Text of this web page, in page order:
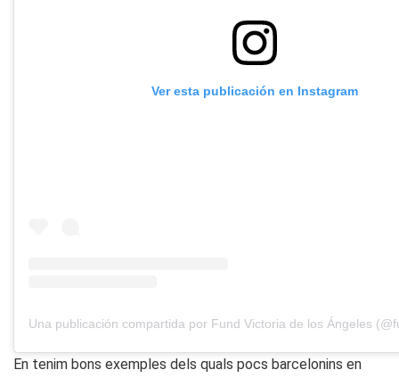
Ver esta publicación en Instagram
En tenim bons exemples dels quals pocs barcelonins en